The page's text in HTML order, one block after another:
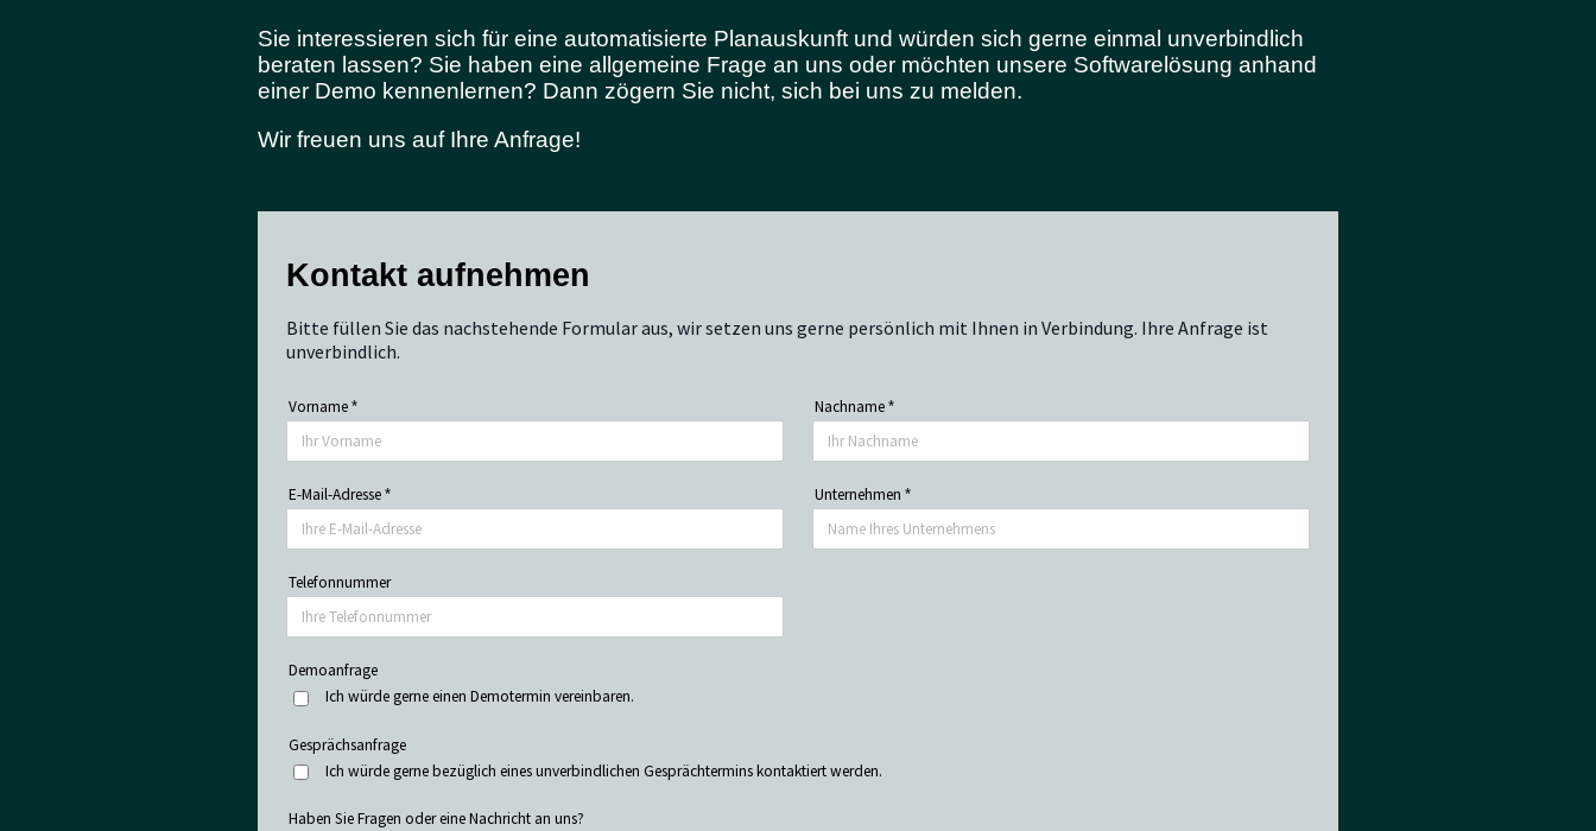
Sie interessieren sich für eine automatisierte Planauskunft und würden sich gerne einmal unverbindlich
beraten lassen? Sie haben eine allgemeine Frage an uns oder möchten unsere Softwarelösung anhand
einer Demo kennenlernen? Dann zögern Sie nicht, sich bei uns zu melden.
Wir freuen uns auf Ihre Anfrage!
Kontakt aufnehmen
Bitte füllen Sie das nachstehende Formular aus, wir setzen uns gerne persönlich mit Ihnen in Verbindung. Ihre Anfrage ist
unverbindlich.
Vorname * Nachname *
E-Mail-Adresse * Unternehmen *
Telefonnummer
Demoanfrage
Ich würde gerne einen Demotermin vereinbaren.
Gesprächsanfrage
Ich würde gerne bezüglich eines unverbindlichen Gesprächtermins kontaktiert werden.
Haben Sie Fragen oder eine Nachricht an uns?